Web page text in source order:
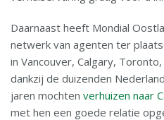
Daarnaast heeft Mondial
netwerk van agenten ter
in Vancouver, Calgary,
dankzij de duizenden
jaren mochten verhuizen naar
met hen een goede relatie